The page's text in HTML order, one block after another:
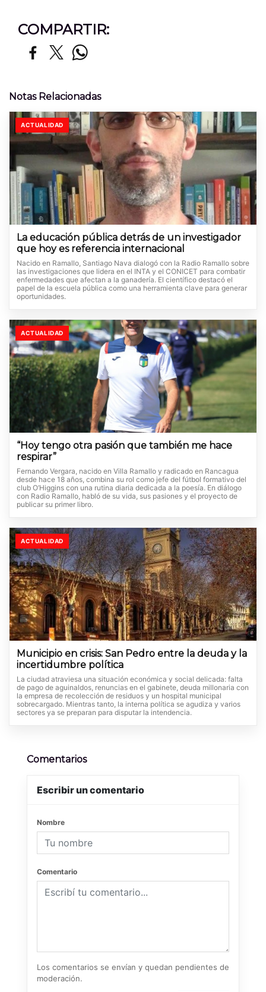
COMPARTIR:
Notas Relacionadas
ACTUALIDAD
La educación pública detrás de un investigador
que hoy es referencia internacional
Nacido en Ramallo, Santiago Nava dialogó con la Radio Ramallo sobre
las investigaciones que lidera en el INTA y el CONICET para combatir
enfermedades que afectan a la ganadería. El científico destacó el
papel de la escuela pública como una herramienta clave para generar
oportunidades.
ACTUALIDAD
“Hoy tengo otra pasión que también me hace
respirar”
Fernando Vergara, nacido en Villa Ramallo y radicado en Rancagua
desde hace 18 años, combina su rol como jefe del fútbol formativo del
club O’Higgins con una rutina diaria dedicada a la poesía. En diálogo
con Radio Ramallo, habló de su vida, sus pasiones y el proyecto de
publicar su primer libro.
ACTUALIDAD
Municipio en crisis: San Pedro entre la deuda y la
incertidumbre política
La ciudad atraviesa una situación económica y social delicada: falta
de pago de aguinaldos, renuncias en el gabinete, deuda millonaria con
la empresa de recolección de residuos y un hospital municipal
sobrecargado. Mientras tanto, la interna política se agudiza y varios
sectores ya se preparan para disputar la intendencia.
Comentarios
Escribir un comentario
Nombre
Comentario
Los comentarios se envían y quedan pendientes de
moderación.